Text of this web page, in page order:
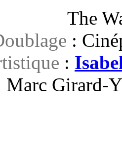
:
:
Marc Girard-